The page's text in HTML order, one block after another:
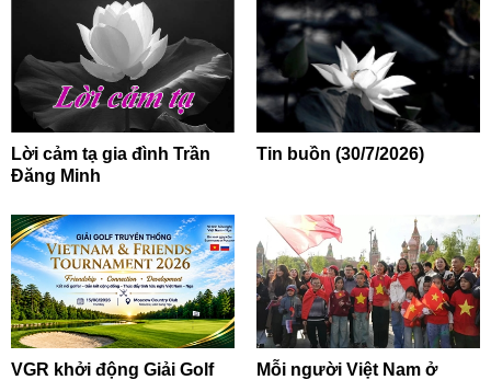
Lời cảm tạ gia đình Trần
Đăng Minh
Tin buồn (30/7/2026)
VGR khởi động Giải Golf
Mỗi người Việt Nam ở